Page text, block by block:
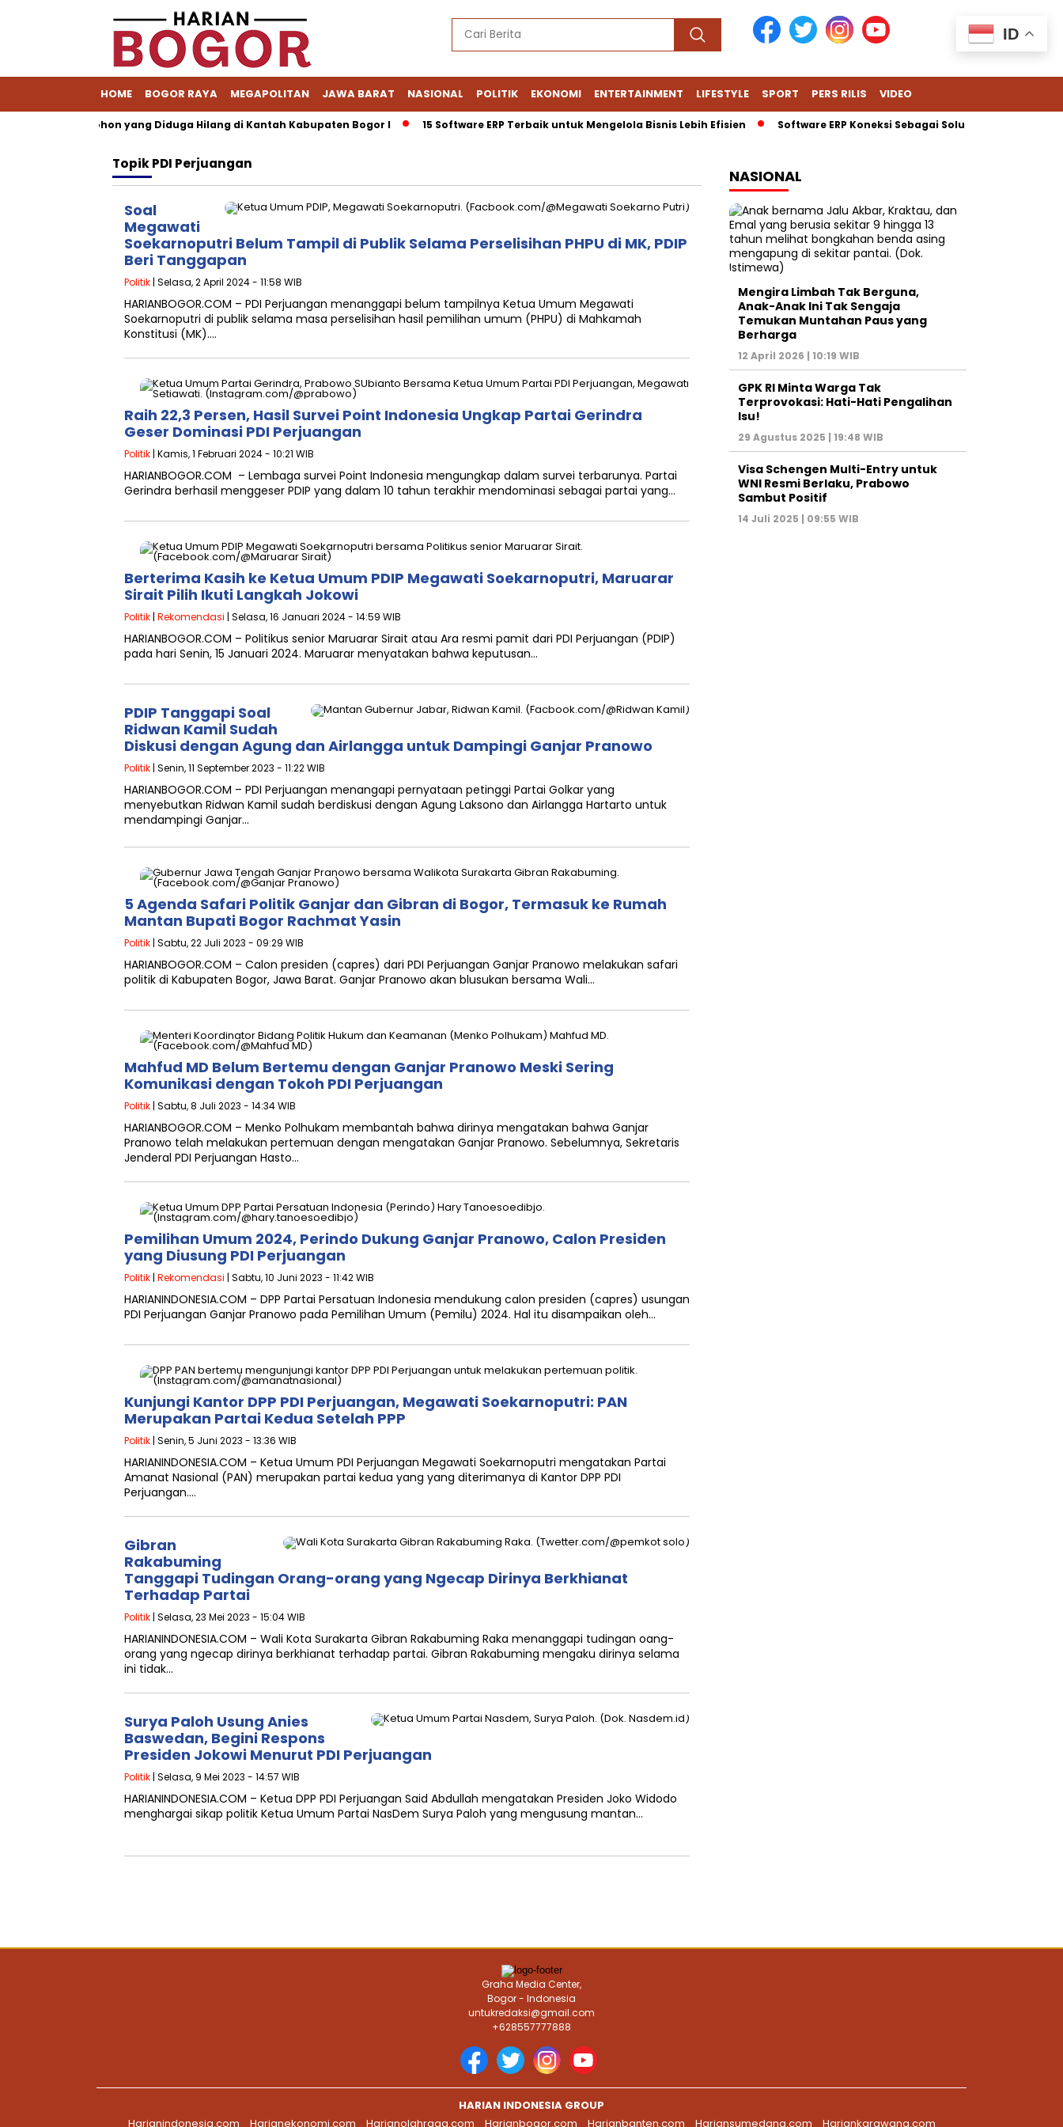
HOME BOGOR RAYA MEGAPOLITAN JAWA BARAT NASIONAL POLITIK EKONOMI ENTERTAINMENT LIFESTYLE SPORT PERS RILIS VIDEO
Berkas Pemohon yang Diduga Hilang di Kantah Kabupaten Bogor I 15 Software ERP Terbaik untuk Mengelola Bisnis Lebih Efisien Software ERP Koneksi Sebagai Solusi Cerdas untuk
TopikPDI Perjuangan
Soal
Megawati
Soekarnoputri Belum Tampil di Publik Selama Perselisihan PHPU di MK, PDIP
Beri Tanggapan
Politik | Selasa, 2 April 2024 - 11:58 WIB
HARIANBOGOR.COM – PDI Perjuangan menanggapi belum tampilnya Ketua Umum Megawati
Soekarnoputri di publik selama masa perselisihan hasil pemilihan umum (PHPU) di Mahkamah
Konstitusi (MK)….
Raih 22,3 Persen, Hasil Survei Point Indonesia Ungkap Partai Gerindra
Geser Dominasi PDI Perjuangan
Politik | Kamis, 1 Februari 2024 - 10:21 WIB
HARIANBOGOR.COM – Lembaga survei Point Indonesia mengungkap dalam survei terbarunya. Partai
Gerindra berhasil menggeser PDIP yang dalam 10 tahun terakhir mendominasi sebagai partai yang…
Berterima Kasih ke Ketua Umum PDIP Megawati Soekarnoputri, Maruarar
Sirait Pilih Ikuti Langkah Jokowi
Politik | Rekomendasi | Selasa, 16 Januari 2024 - 14:59 WIB
HARIANBOGOR.COM – Politikus senior Maruarar Sirait atau Ara resmi pamit dari PDI Perjuangan (PDIP)
pada hari Senin, 15 Januari 2024. Maruarar menyatakan bahwa keputusan…
PDIP Tanggapi Soal
Ridwan Kamil Sudah
Diskusi dengan Agung dan Airlangga untuk Dampingi Ganjar Pranowo
Politik | Senin, 11 September 2023 - 11:22 WIB
HARIANBOGOR.COM – PDI Perjuangan menangapi pernyataan petinggi Partai Golkar yang
menyebutkan Ridwan Kamil sudah berdiskusi dengan Agung Laksono dan Airlangga Hartarto untuk
mendampingi Ganjar…
5 Agenda Safari Politik Ganjar dan Gibran di Bogor, Termasuk ke Rumah
Mantan Bupati Bogor Rachmat Yasin
Politik | Sabtu, 22 Juli 2023 - 09:29 WIB
HARIANBOGOR.COM – Calon presiden (capres) dari PDI Perjuangan Ganjar Pranowo melakukan safari
politik di Kabupaten Bogor, Jawa Barat. Ganjar Pranowo akan blusukan bersama Wali…
Mahfud MD Belum Bertemu dengan Ganjar Pranowo Meski Sering
Komunikasi dengan Tokoh PDI Perjuangan
Politik | Sabtu, 8 Juli 2023 - 14:34 WIB
HARIANBOGOR.COM – Menko Polhukam membantah bahwa dirinya mengatakan bahwa Ganjar
Pranowo telah melakukan pertemuan dengan mengatakan Ganjar Pranowo. Sebelumnya, Sekretaris
Jenderal PDI Perjuangan Hasto…
Pemilihan Umum 2024, Perindo Dukung Ganjar Pranowo, Calon Presiden
yang Diusung PDI Perjuangan
Politik | Rekomendasi | Sabtu, 10 Juni 2023 - 11:42 WIB
HARIANINDONESIA.COM – DPP Partai Persatuan Indonesia mendukung calon presiden (capres) usungan
PDI Perjuangan Ganjar Pranowo pada Pemilihan Umum (Pemilu) 2024. Hal itu disampaikan oleh…
Kunjungi Kantor DPP PDI Perjuangan, Megawati Soekarnoputri: PAN
Merupakan Partai Kedua Setelah PPP
Politik | Senin, 5 Juni 2023 - 13:36 WIB
HARIANINDONESIA.COM – Ketua Umum PDI Perjuangan Megawati Soekarnoputri mengatakan Partai
Amanat Nasional (PAN) merupakan partai kedua yang yang diterimanya di Kantor DPP PDI
Perjuangan….
Gibran
Rakabuming
Tanggapi Tudingan Orang-orang yang Ngecap Dirinya Berkhianat
Terhadap Partai
Politik | Selasa, 23 Mei 2023 - 15:04 WIB
HARIANINDONESIA.COM – Wali Kota Surakarta Gibran Rakabuming Raka menanggapi tudingan oang-
orang yang ngecap dirinya berkhianat terhadap partai. Gibran Rakabuming mengaku dirinya selama
ini tidak…
Surya Paloh Usung Anies
Baswedan, Begini Respons
Presiden Jokowi Menurut PDI Perjuangan
Politik | Selasa, 9 Mei 2023 - 14:57 WIB
HARIANINDONESIA.COM – Ketua DPP PDI Perjuangan Said Abdullah mengatakan Presiden Joko Widodo
menghargai sikap politik Ketua Umum Partai NasDem Surya Paloh yang mengusung mantan…
NASIONAL
Mengira Limbah Tak Berguna,
Anak-Anak Ini Tak Sengaja
Temukan Muntahan Paus yang
Berharga
12 April 2026 | 10:19 WIB
GPK RI Minta Warga Tak
Terprovokasi: Hati-Hati Pengalihan
Isu!
29 Agustus 2025 | 19:48 WIB
Visa Schengen Multi-Entry untuk
WNI Resmi Berlaku, Prabowo
Sambut Positif
14 Juli 2025 | 09:55 WIB
ID
Graha Media Center,
Bogor - Indonesia
untukredaksi@gmail.com
+628557777888
HARIAN INDONESIA GROUP
Harianindonesia.com
Harianekonomi.com Harianolahraga.com Harianbogor.com Harianbanten.com Hariansumedang.com Hariankarawang.com